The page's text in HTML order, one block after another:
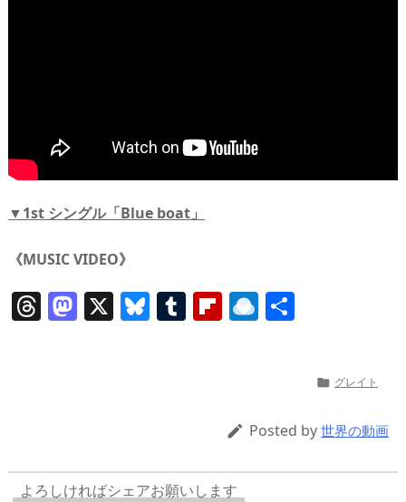
▼1st シングル「Blue boat」
《MUSIC VIDEO》
T
h
M
a
n
X Bl
u
T
u
Fl
ip
ar
d
R
ai
ro
io
 グレイト
 Posted by 世界の動画
よろしければシェアお願いします